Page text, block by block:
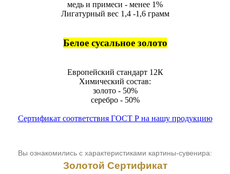
медь и примеси - менее 1%
Лигатурный вес 1,4 -1,6 грамм
Белое сусальное золото
Европейский стандарт 12К
Химический состав:
золото - 50%
серебро - 50%
Сертификат соответствия ГОСТ Р на нашу продукцию
Вы ознакомились с характеристиками картины-сувенира:
Золотой Сертификат